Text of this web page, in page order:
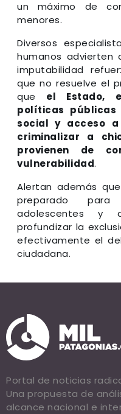
un máximo de
menores.
Diversos
humanos
imputabilidad
que no resuelve el
que el Estado,
políticas públicas
social y acceso
criminalizar a
provienen de
vulnerabilidad.
Alertan además
preparado
adolescentes y
profundizar la
efectivamente el
ciudadana.
Portal de noticias
Una propuesta de
alcance nacional e